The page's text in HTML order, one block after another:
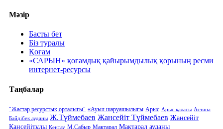
Мәзір
Басты бет
Біз туралы
Қоғам
«САРЫН» қоғамдық қайырымдылық қорының ресми
интернет-ресурсы
Таңбалар
"Жастар ресурстық орталығы" «Ауыл шаруашылығы Арыс Арыс қаласы Астана
Бәйдібек ауданы Ж.Түймебаев Жансейіт Түймебаев Жансейіт
Қансейітұлы Кентау М.Сабыр Мақтарал Мақтарал ауданы